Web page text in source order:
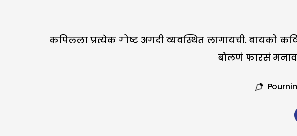
कपिलला प्रत्येक गोष्ट अगदी व्यवस्थित लागायची. बायको
बोलणं फारसं